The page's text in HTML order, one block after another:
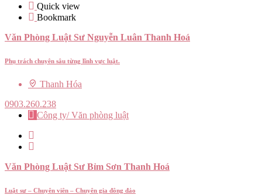
Quick view
Bookmark
Văn Phòng Luật Sư Nguyễn Luân Thanh Hoá
Phụ trách chuyên sâu từng lĩnh vực luật.
Thanh Hóa
0903.260.238
Công ty/ Văn phòng luật
Văn Phòng Luật Sư Bỉm Sơn Thanh Hoá
Luật sư – Chuyên viên – Chuyên gia đông đảo